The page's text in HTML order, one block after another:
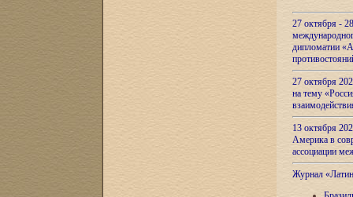
27 октября -
дипломатии
27 октября
на тему
13 октября
Америка в
ассоциации
Журнал